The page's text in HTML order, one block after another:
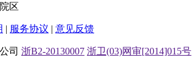
区
| 服务协议 | 意见反馈
司 浙B2-20130007 浙卫(03)网审[2014]015号